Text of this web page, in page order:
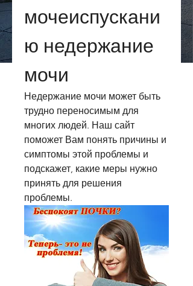
мочеиспускани
ю недержание
мочи
Недержание мочи может быть
трудно переносимым для
многих людей. Наш сайт
поможет Вам понять причины и
симптомы этой проблемы и
подскажет, какие меры нужно
принять для решения
проблемы.